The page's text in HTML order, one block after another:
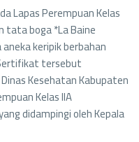
Lapas Perempuan Kelas
tata boga *La Baine
keripik berbahan
tersebut
Kesehatan Kabupaten
Kelas IIA
didampingi oleh Kepala